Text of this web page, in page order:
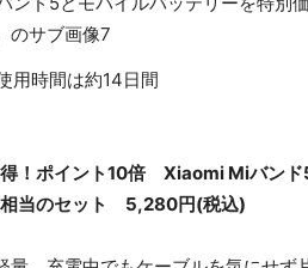
時間は約14日間
！ポイント10倍
Xiaomi Miバンド
当のセット 5,280円(税込)